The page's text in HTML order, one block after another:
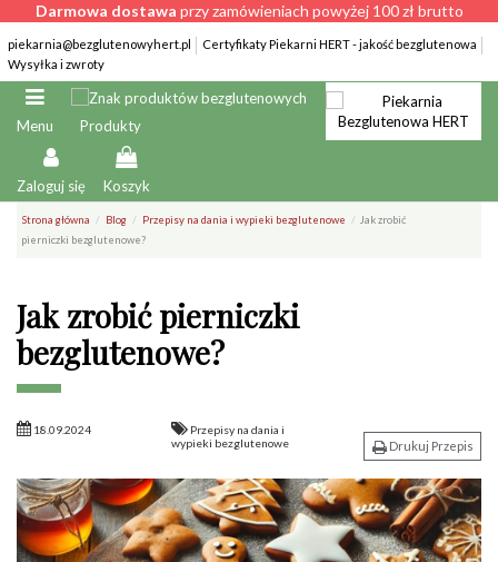
Darmowa dostawa przy zamówieniach powyżej 100 zł brutto
piekarnia@bezglutenowyhert.pl
Certyfikaty Piekarni HERT - jakość bezglutenowa
Wysyłka i zwroty
Menu Produkty
Zaloguj się Koszyk
Strona główna Blog Przepisy na dania i wypieki bezglutenowe
Jak zrobić
pierniczki bezglutenowe?
Jak zrobić pierniczki
bezglutenowe?
18.09.2024
Przepisy na dania i
wypieki bezglutenowe
Drukuj Przepis